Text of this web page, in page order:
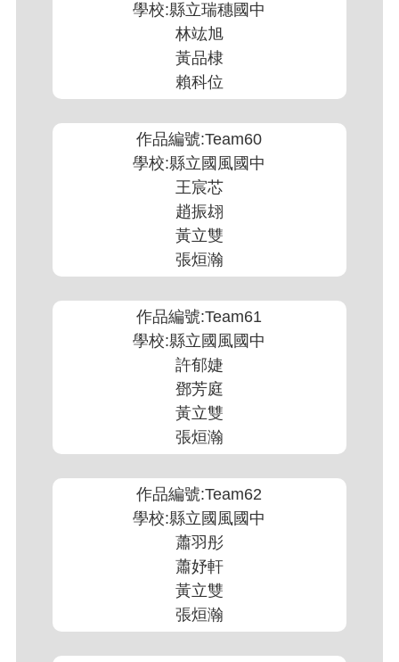
學校:縣立瑞穗國中
林竑旭
黃品棣
賴科位
作品編號:Team60
學校:縣立國風國中
王宸芯
趙振翃
黃立雙
張烜瀚
作品編號:Team61
學校:縣立國風國中
許郁婕
鄧芳庭
黃立雙
張烜瀚
作品編號:Team62
學校:縣立國風國中
蕭羽彤
蕭妤軒
黃立雙
張烜瀚